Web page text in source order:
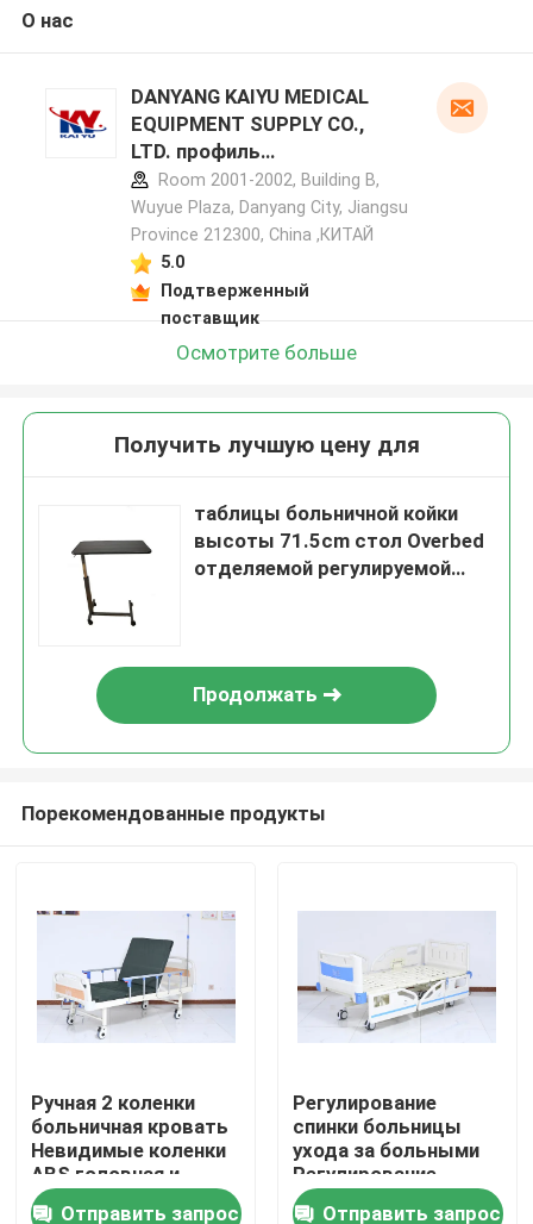
Продукты
О нас
О нас
DANYANG KAIYU MEDICAL
EQUIPMENT SUPPLY CO.,
LTD. профиль
производителя
Room 2001-2002, Building B,
Wuyue Plaza, Danyang City, Jiangsu
Province 212300, China ,КИТАЙ
5.0
Подтверженный
поставщик
Осмотрите больше
Получить лучшую цену для
таблицы больничной койки
высоты 71.5cm стол Overbed
отделяемой регулируемой
Продолжать
Порекомендованные продукты
Ручная 2 коленки
больничная кровать
Невидимые коленки
ABS головная и
конечная панель с 5
Отправить запрос
Регулирование
спинки больницы
ухода за больными
Регулирование
высоты кровати
Отправить запрос